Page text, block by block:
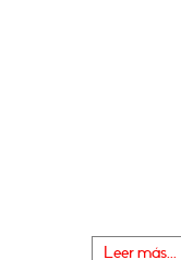
Leer más...